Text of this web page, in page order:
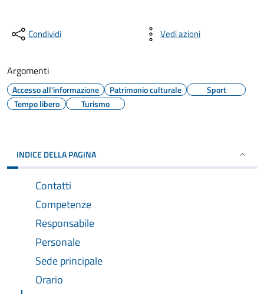
Condividi Vedi azioni
Argomenti
Accesso all'informazione Patrimonio culturale
Sport
Tempo libero
Turismo
INDICE DELLA PAGINA
Contatti
Competenze
Responsabile
Personale
Sede principale
Orario